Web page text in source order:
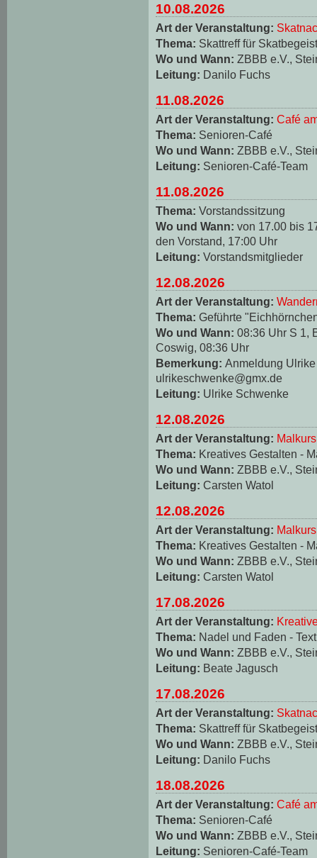
10.08.2026
Art der Veranstaltung:
Thema: Skattreff für
Wo und Wann: ZBBB e.V.,
Leitung: Danilo Fuchs
11.08.2026
Art der Veranstaltung: Café
Thema: Senioren-Café
Wo und Wann: ZBBB e.V.,
Leitung: Senioren-Café-Team
11.08.2026
Thema: Vorstandssitzung
Wo und Wann: von 17.00 bis
den Vorstand, 17:00 Uhr
Leitung: Vorstandsmitglieder
12.08.2026
Art der Veranstaltung:
Thema: Geführte
Wo und Wann: 08:36 Uhr S 1,
Coswig, 08:36 Uhr
Bemerkung: Anmeldung
ulrikeschwenke@gmx.de
Leitung: Ulrike Schwenke
12.08.2026
Art der Veranstaltung: Malkurs
Thema: Kreatives Gestalten -
Wo und Wann: ZBBB e.V.,
Leitung: Carsten Watol
12.08.2026
Art der Veranstaltung: Malkurs
Thema: Kreatives Gestalten -
Wo und Wann: ZBBB e.V.,
Leitung: Carsten Watol
17.08.2026
Art der Veranstaltung:
Thema: Nadel und Faden -
Wo und Wann: ZBBB e.V.,
Leitung: Beate Jagusch
17.08.2026
Art der Veranstaltung:
Thema: Skattreff für
Wo und Wann: ZBBB e.V.,
Leitung: Danilo Fuchs
18.08.2026
Art der Veranstaltung: Café
Thema: Senioren-Café
Wo und Wann: ZBBB e.V.,
Leitung: Senioren-Café-Team